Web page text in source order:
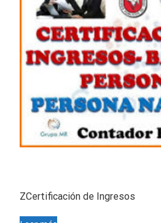
ZCertificación de Ingresos